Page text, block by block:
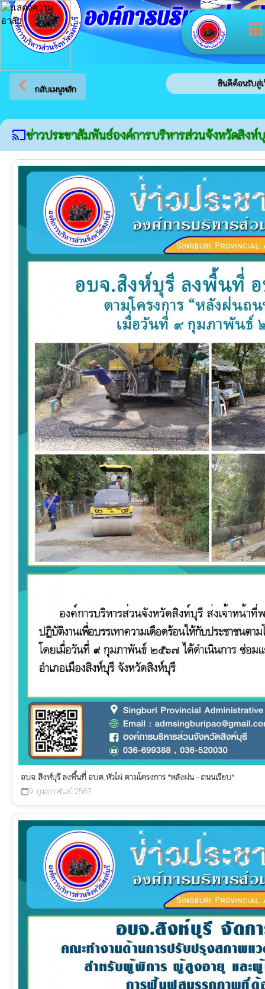
apps
องค์การบริหารส่วน
arrow_back_ios กลับเมนูหลัก
ยินดีต้อนรับสู่เว็บไซต์ข
castข่าวประชาสัมพันธ์องค์การบริหารส่วนจังหวัดสิงห์
อบจ.สิงห์บุรี ลงพื้นที่ อบต.หัวไผ่ ตามโครงการ "หลังฝน - ถนนเรียบ"
calendar_today9 กุมภาพันธ์ 2567